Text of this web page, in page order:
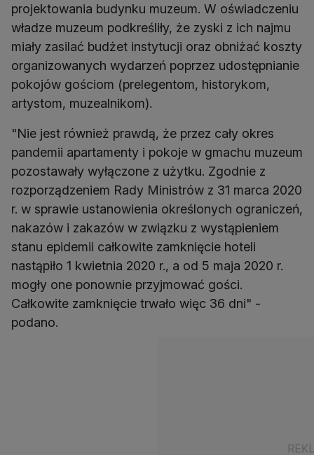
projektowania budynku muzeum. W oświadczeniu
władze muzeum podkreśliły, że zyski z ich najmu
miały zasilać budżet instytucji oraz obniżać koszty
organizowanych wydarzeń poprzez udostępnianie
pokojów gościom (prelegentom, historykom,
artystom, muzealnikom).
"Nie jest również prawdą, że przez cały okres
pandemii apartamenty i pokoje w gmachu muzeum
pozostawały wyłączone z użytku. Zgodnie z
rozporządzeniem Rady Ministrów z 31 marca 2020
r. w sprawie ustanowienia określonych ograniczeń,
nakazów i zakazów w związku z wystąpieniem
stanu epidemii całkowite zamknięcie hoteli
nastąpiło 1 kwietnia 2020 r., a od 5 maja 2020 r.
mogły one ponownie przyjmować gości.
Całkowite zamknięcie trwało więc 36 dni" -
podano.